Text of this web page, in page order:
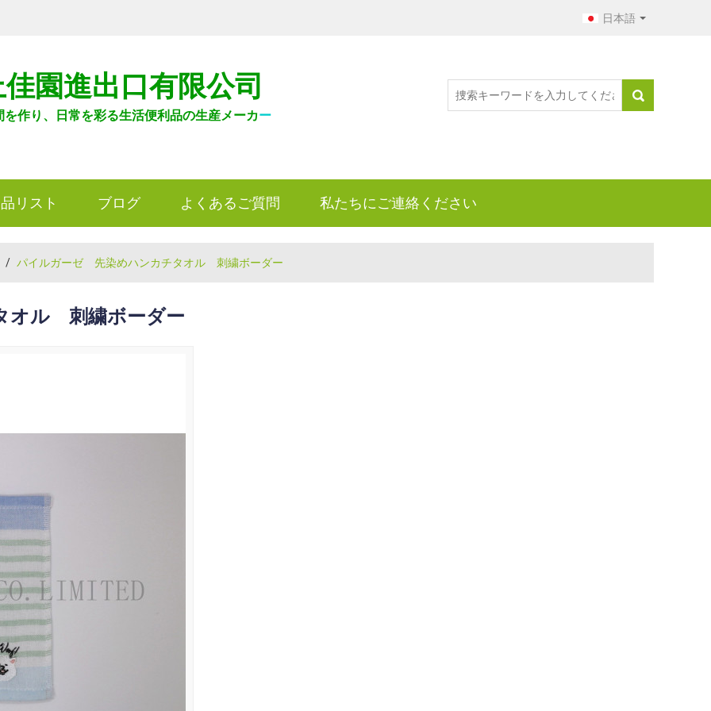
日本語
園進出口有限公司
を作り、日常を彩る生活便利品の生産メーカー
リスト ブログ よくあるご質問 私たちにご連絡ください
/ パイルガーゼ 先染めハンカチタオル 刺繍ボーダー
オル 刺繍ボーダー